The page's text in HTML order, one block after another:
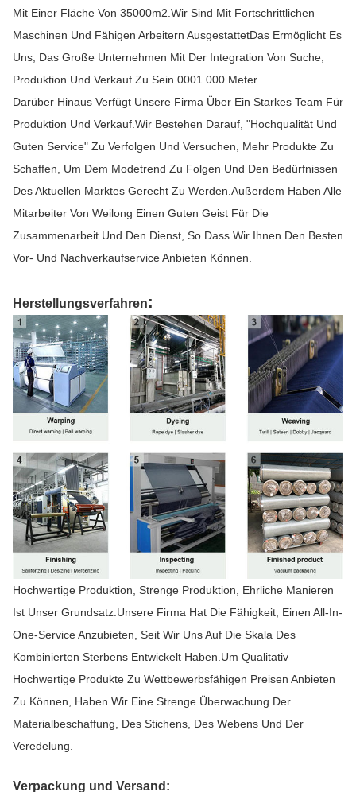
Mit Einer Fläche Von 35000m2.Wir Sind Mit Fortschrittlichen
Maschinen Und Fähigen Arbeitern AusgestattetDas Ermöglicht Es
Uns, Das Große Unternehmen Mit Der Integration Von Suche,
Produktion Und Verkauf Zu Sein.0001.000 Meter.
Darüber Hinaus Verfügt Unsere Firma Über Ein Starkes Team Für
Produktion Und Verkauf.Wir Bestehen Darauf, "Hochqualität Und
Guten Service" Zu Verfolgen Und Versuchen, Mehr Produkte Zu
Schaffen, Um Dem Modetrend Zu Folgen Und Den Bedürfnissen
Des Aktuellen Marktes Gerecht Zu Werden.Außerdem Haben Alle
Mitarbeiter Von Weilong Einen Guten Geist Für Die
Zusammenarbeit Und Den Dienst, So Dass Wir Ihnen Den Besten
Vor- Und Nachverkaufservice Anbieten Können.
Herstellungsverfahren:
Hochwertige Produktion, Strenge Produktion, Ehrliche Manieren
Ist Unser Grundsatz.Unsere Firma Hat Die Fähigkeit, Einen All-In-
One-Service Anzubieten, Seit Wir Uns Auf Die Skala Des
Kombinierten Sterbens Entwickelt Haben.Um Qualitativ
Hochwertige Produkte Zu Wettbewerbsfähigen Preisen Anbieten
Zu Können, Haben Wir Eine Strenge Überwachung Der
Materialbeschaffung, Des Stichens, Des Webens Und Der
Veredelung.
Verpackung und Versand: